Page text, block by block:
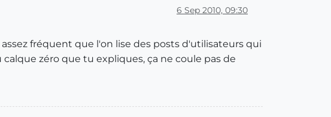
6 Sep 2010, 09:30
fréquent que l'on lise des posts d'utilisateurs qui
zéro que tu expliques, ça ne coule pas de